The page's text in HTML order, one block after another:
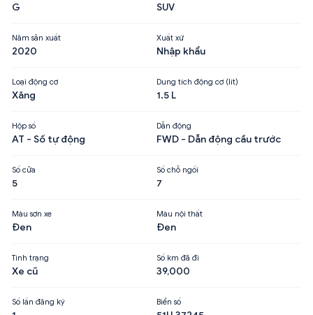
G SUV
Năm sản xuất
2020
Xuất xứ
Nhập khẩu
Loại động cơ
Xăng
Dung tích động cơ (lít)
1.5 L
Hộp số
AT - Số tự động
Dẫn động
FWD - Dẫn động cầu trước
Số cửa
5
Số chỗ ngồi
7
Màu sơn xe
Đen
Màu nội thất
Đen
Tình trạng
Xe cũ
Số km đã đi
39,000
Số lần đăng ký Biển số